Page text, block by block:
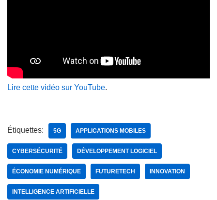
Lire cette vidéo sur YouTube.
Étiquettes: 5G APPLICATIONS MOBILES
CYBERSÉCURITÉ DÉVELOPPEMENT LOGICIEL
ÉCONOMIE NUMÉRIQUE FUTURETECH INNOVATION
INTELLIGENCE ARTIFICIELLE